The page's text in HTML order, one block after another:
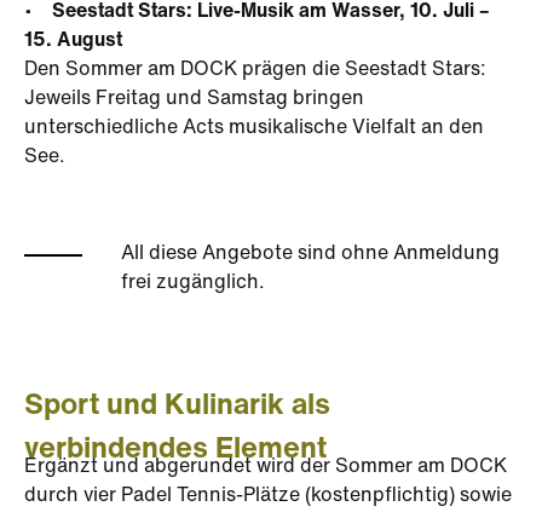
• Seestadt Stars: Live-Musik am Wasser, 10. Juli –
15. August
Den Sommer am DOCK prägen die Seestadt Stars:
Jeweils Freitag und Samstag bringen
unterschiedliche Acts musikalische Vielfalt an den
See.
All diese Angebote sind ohne Anmeldung
frei zugänglich.
Sport und Kulinarik als
verbindendes Element
Ergänzt und abgerundet wird der Sommer am DOCK
durch vier Padel Tennis-Plätze (kostenpflichtig) sowie